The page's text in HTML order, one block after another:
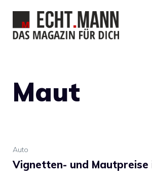
Inhalt
springen
Maut
Auto
Vignetten- und Mautpreise